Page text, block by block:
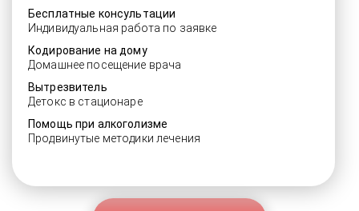
Бесплатные консультации
Индивидуальная работа по заявке
Кодирование на дому
Домашнее посещение врача
Вытрезвитель
Детокс в стационаре
Помощь при алкоголизме
Продвинутые методики лечения